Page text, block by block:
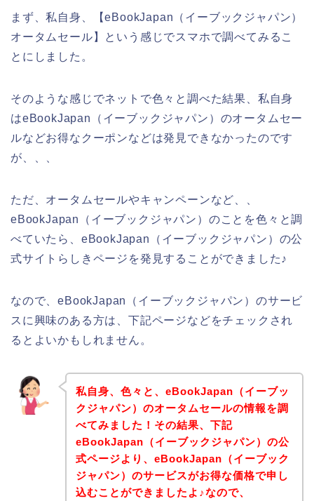
まず、私自身、【eBookJapan（イーブックジャパン）
オータムセール】という感じでスマホで調べてみるこ
とにしました。
そのような感じでネットで色々と調べた結果、私自身
はeBookJapan（イーブックジャパン）のオータムセー
ルなどお得なクーポンなどは発見できなかったのです
が、、、
ただ、オータムセールやキャンペーンなど、、
eBookJapan（イーブックジャパン）のことを色々と調
べていたら、eBookJapan（イーブックジャパン）の公
式サイトらしきページを発見することができました♪
なので、eBookJapan（イーブックジャパン）のサービ
スに興味のある方は、下記ページなどをチェックされ
るとよいかもしれません。
私自身、色々と、eBookJapan（イーブッ
クジャパン）のオータムセールの情報を調
べてみました！その結果、下記
eBookJapan（イーブックジャパン）の公
式ページより、eBookJapan（イーブック
ジャパン）のサービスがお得な価格で申し
込むことができましたよ♪なので、